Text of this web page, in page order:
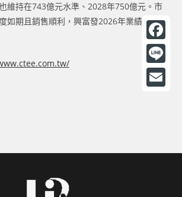
維持在743億元水準、2028年750億元。市
如期且銷售順利，興富發2026年業績將有
F
a
c
L
i